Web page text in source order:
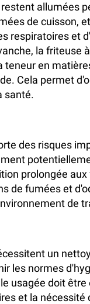
allumées
de cuisson,
respiratoires et
la friteuse
en
Cela permet
santé.
des risques
prolongée
de fumées et
de
un
les normes
usagée doit
et la nécessité